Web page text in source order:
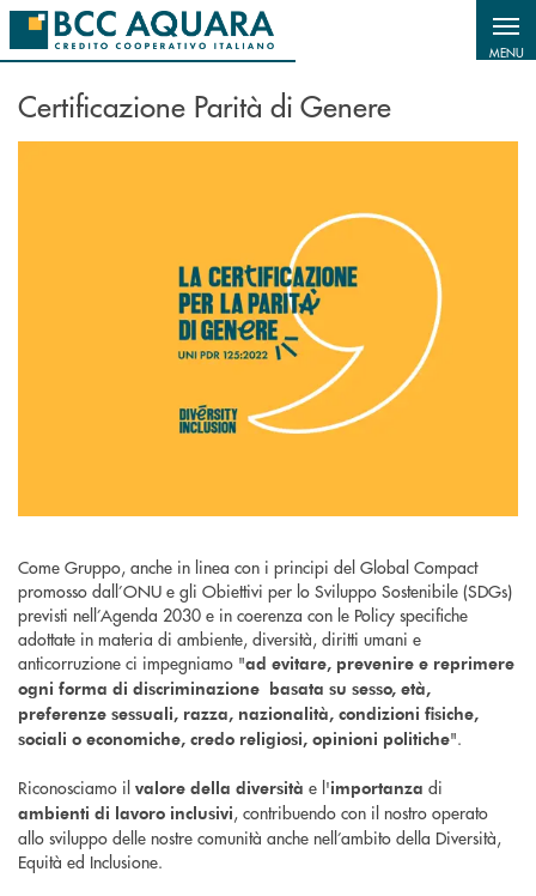
Salta al contenuto principale
MENU
Certificazione Parità di Genere
Come Gruppo, anche in linea con i principi del Global Compact
promosso dall’ONU e gli Obiettivi per lo Sviluppo Sostenibile (SDGs)
previsti nell’Agenda 2030 e in coerenza con le Policy specifiche
adottate in materia di ambiente, diversità, diritti umani e
anticorruzione ci impegniamo "ad evitare, prevenire e reprimere
ogni forma di discriminazione basata su sesso, età,
preferenze sessuali, razza, nazionalità, condizioni fisiche,
sociali o economiche, credo religiosi, opinioni politiche".
Riconosciamo il valore della diversità e l'importanza di
ambienti di lavoro inclusivi, contribuendo con il nostro operato
allo sviluppo delle nostre comunità anche nell’ambito della Diversità,
Equità ed Inclusione.